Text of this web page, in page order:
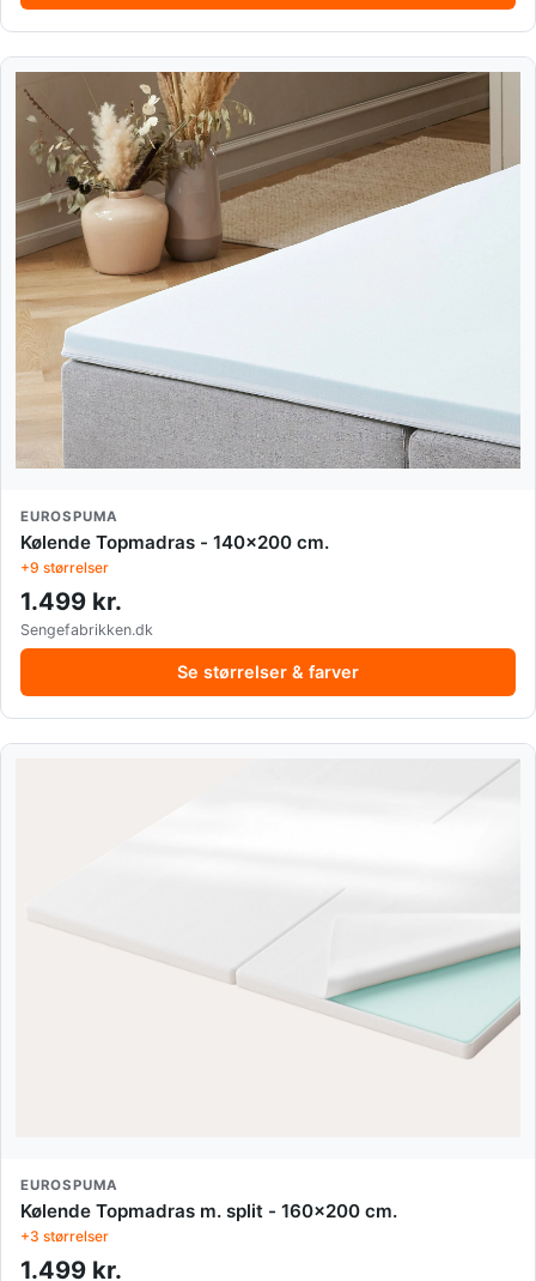
EUROSPUMA
Kølende Topmadras - 140x200 cm.
+9 størrelser
1.499 kr.
Sengefabrikken.dk
Se størrelser & farver
EUROSPUMA
Kølende Topmadras m. split - 160x200 cm.
+3 størrelser
1.499 kr.